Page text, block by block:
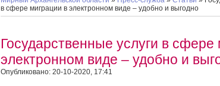
в сфере миграции в электронном виде – удобно и выгодно
Государственные услуги в сфере
электронном виде – удобно и
Опубликовано: 20-10-2020, 17:41